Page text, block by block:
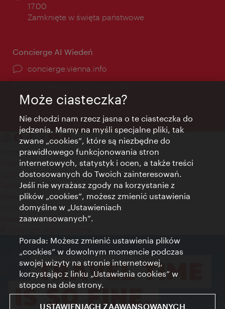
otwarcia:
17.00
Zamknięte w święta państwowe
Concierge AI Wiedeń
concierge.vienna.info
Kontakt
Credits
Zgoda na przetwarzanie danych osobowych
Terms of Use
Dostępność
Kontakt prasowy
Ustawienia cookies
Może ciasteczka?
Nie chodzi nam rzecz jasna o te ciasteczka do
jedzenia. Mamy na myśli specjalne pliki, tak
zwane „cookies”, które są niezbędne do
prawidłowego funkcjonowania stron
internetowych, statystyk i ocen, a także treści
dostosowanych do Twoich zainteresowań.
Jeśli nie wyrażasz zgody na korzystanie z
plików „cookies”, możesz zmienić ustawienia
domyślne w „Ustawieniach
zaawansowanych”.
Porada: Możesz zmienić ustawienia plików
„cookies” w dowolnym momencie podczas
swojej wizyty na stronie internetowej,
korzystając z linku „Ustawienia cookies” w
stopce na dole strony.
USTAWIENIACH ZAAWANSOWANYCH